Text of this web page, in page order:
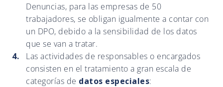
Denuncias, para las empresas de 50
trabajadores, se obligan igualmente a contar con
un DPO, debido a la sensibilidad de los datos
que se van a tratar.
Las actividades de responsables o encargados
consisten en el tratamiento a gran escala de
categorías de datos especiales: